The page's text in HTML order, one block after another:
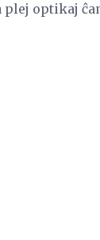
optikaj